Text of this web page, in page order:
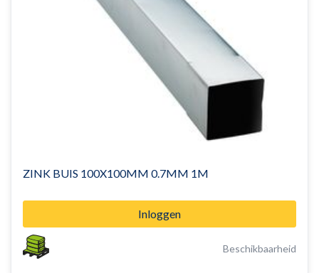
ZINK BUIS 100X100MM 0.7MM 1M
Inloggen
Beschikbaarheid